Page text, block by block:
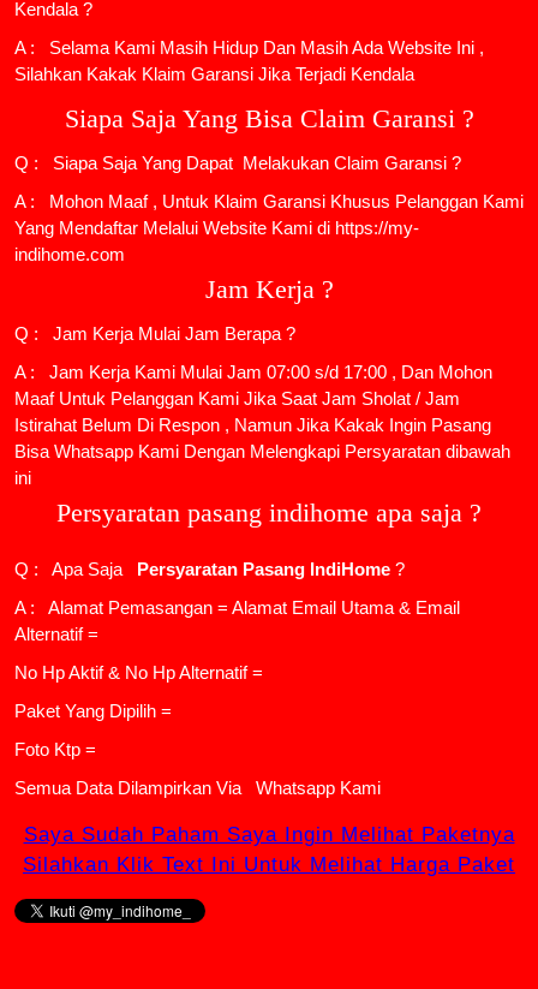
Kendala ?
A : Selama Kami Masih Hidup Dan Masih Ada Website Ini ,
Silahkan Kakak Klaim Garansi Jika Terjadi Kendala
Siapa Saja Yang Bisa Claim Garansi ?
Q : Siapa Saja Yang Dapat Melakukan Claim Garansi ?
A : Mohon Maaf , Untuk Klaim Garansi Khusus Pelanggan Kami
Yang Mendaftar Melalui Website Kami di https://my-
indihome.com
Jam Kerja ?
Q : Jam Kerja Mulai Jam Berapa ?
A : Jam Kerja Kami Mulai Jam 07:00 s/d 17:00 , Dan Mohon
Maaf Untuk Pelanggan Kami Jika Saat Jam Sholat / Jam
Istirahat Belum Di Respon , Namun Jika Kakak Ingin Pasang
Bisa Whatsapp Kami Dengan Melengkapi Persyaratan dibawah
ini
Persyaratan pasang indihome apa saja ?
Q : Apa Saja Persyaratan Pasang IndiHome ?
A : Alamat Pemasangan = Alamat Email Utama & Email
Alternatif =
No Hp Aktif & No Hp Alternatif =
Paket Yang Dipilih =
Foto Ktp =
Semua Data Dilampirkan Via
Whatsapp Kami
Saya Sudah Paham Saya Ingin Melihat Paketnya
Silahkan Klik Text Ini Untuk Melihat Harga Paket